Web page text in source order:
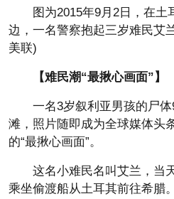
图为2015年9月2日，在
边，一名警察抱起三岁难民艾
美联)
【难民潮“最揪心画面”】
一名3岁叙利亚男孩的尸
滩，照片随即成为全球媒体头
的“最揪心画面”。
这名小难民名叫艾兰，当
乘坐偷渡船从土耳其前往希腊